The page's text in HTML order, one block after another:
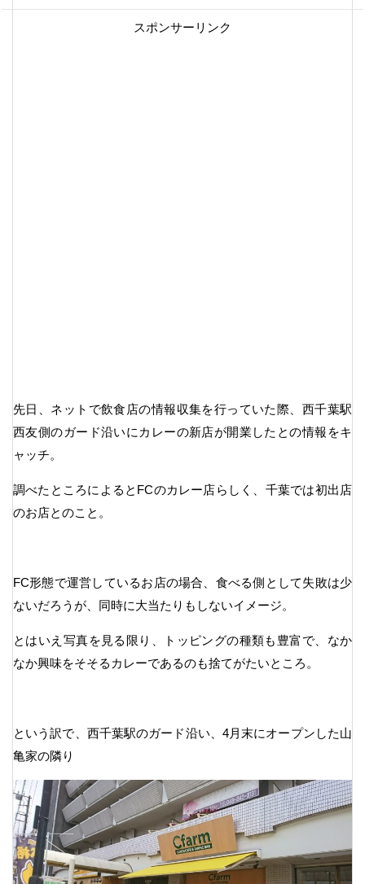
スポンサーリンク
先日、ネットで飲食店の情報収集を行っていた際、西千葉駅
西友側のガード沿いにカレーの新店が開業したとの情報をキ
ャッチ。
調べたところによるとFCのカレー店らしく、千葉では初出店
のお店とのこと。
FC形態で運営しているお店の場合、食べる側として失敗は少
ないだろうが、同時に大当たりもしないイメージ。
とはいえ写真を見る限り、トッピングの種類も豊富で、なか
なか興味をそそるカレーであるのも捨てがたいところ。
という訳で、西千葉駅のガード沿い、4月末にオープンした山
亀家の隣り